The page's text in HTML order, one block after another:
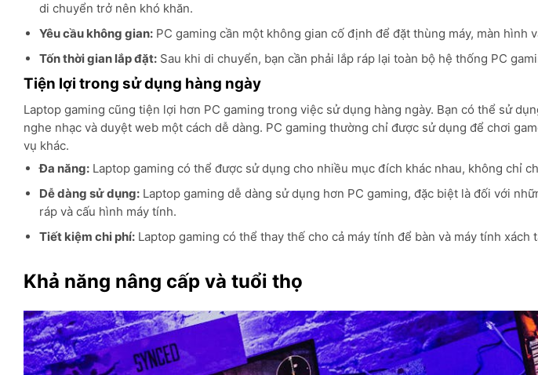
di chuyển trở nên khó khăn.
Yêu cầu không gian:PC gaming cần một không gian cố định để đặt thùng máy, màn hình
Tốn thời gian lắp đặt:Sau khi di chuyển, bạn cần phải lắp ráp lại toàn bộ hệ thống PC
Tiện lợi trong sử dụng hàng ngày
Laptop gaming cũng tiện lợi hơn PC gaming trong việc sử dụng hàng ngày. Bạn có thể sử
nghe nhạc và duyệt web một cách dễ dàng. PC gaming thường chỉ được sử dụng để chơi
vụ khác.
Đa năng:Laptop gaming có thể được sử dụng cho nhiều mục đích khác nhau, không chỉ
Dễ dàng sử dụng:Laptop gaming dễ dàng sử dụng hơn PC gaming, đặc biệt là đối với
ráp và cấu hình máy tính.
Tiết kiệm chi phí:Laptop gaming có thể thay thế cho cả máy tính để bàn và máy tính xách
Khả năng nâng cấp và tuổi thọ